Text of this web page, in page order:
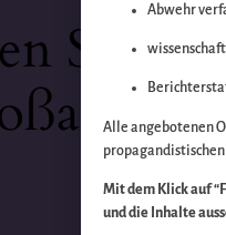
Sie
Abwehr
Alle angebotenen
Mit dem Klick auf
und die Inhalte